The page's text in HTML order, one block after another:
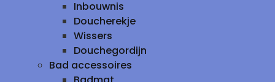
Inbouwnis
Doucherekje
Wissers
Douchegordijn
Bad accessoires